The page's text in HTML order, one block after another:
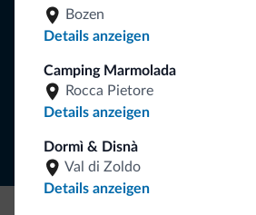
Bozen
Details anzeigen
Camping Marmolada
Rocca Pietore
Details anzeigen
Dormì & Disnà
Val di Zoldo
Details anzeigen
Folgen Sie
NEWSLETTER